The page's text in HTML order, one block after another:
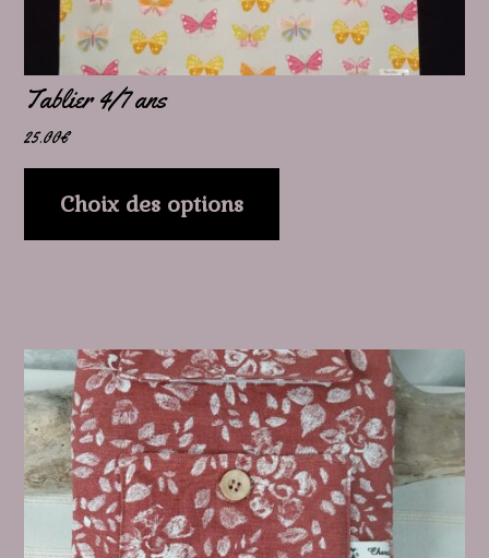
Tablier 4/7 ans
25.00€
Choix des options
page
du
produit
Ce
produit
a
plusieurs
variations.